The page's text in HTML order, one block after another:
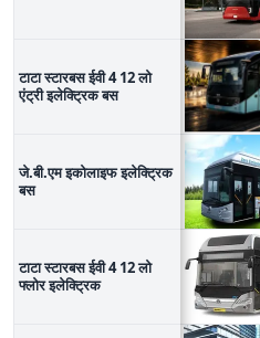
टाटा स्टारबस ईवी 4 12 लो
एंट्री इलेक्ट्रिक बस
जे.बी.एम इकोलाइफ इलेक्ट्रिक
बस
टाटा स्टारबस ईवी 4 12 लो
फ्लोर इलेक्ट्रिक